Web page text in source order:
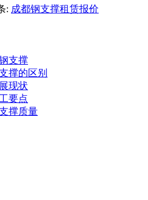
: 成都钢支撑租赁报价
支撑
撑的区别
现状
要点
撑质量